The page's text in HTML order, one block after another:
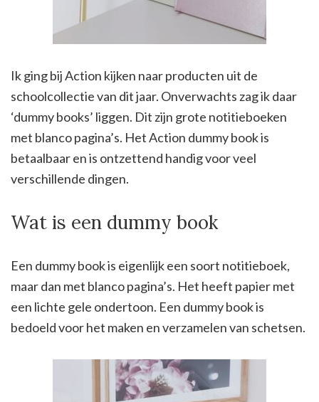
Ik ging bij Action kijken naar producten uit de
schoolcollectie van dit jaar. Onverwachts zag ik daar
‘dummy books’ liggen. Dit zijn grote notitieboeken
met blanco pagina’s. Het Action dummy book is
betaalbaar en is ontzettend handig voor veel
verschillende dingen.
Wat is een dummy book
Een dummy book is eigenlijk een soort notitieboek,
maar dan met blanco pagina’s. Het heeft papier met
een lichte gele ondertoon. Een dummy book is
bedoeld voor het maken en verzamelen van schetsen.